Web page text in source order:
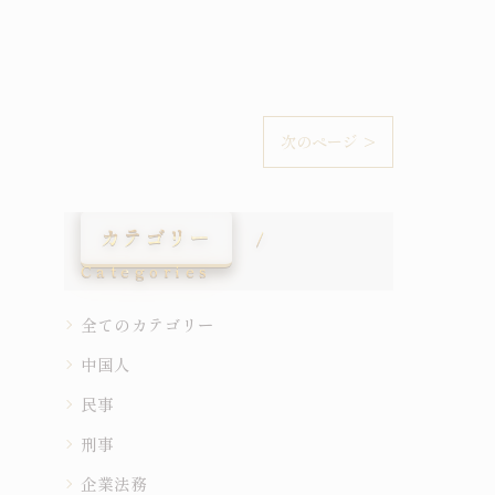
次のページ >
カテゴリー
Categories
全てのカテゴリー
中国人
民事
刑事
企業法務